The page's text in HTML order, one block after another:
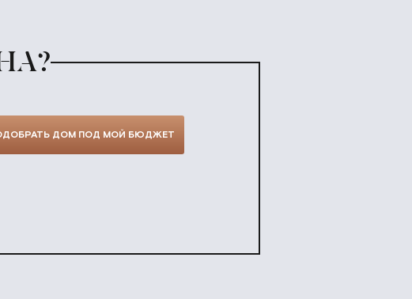
ДОМ ПОД МОЙ БЮДЖЕТ